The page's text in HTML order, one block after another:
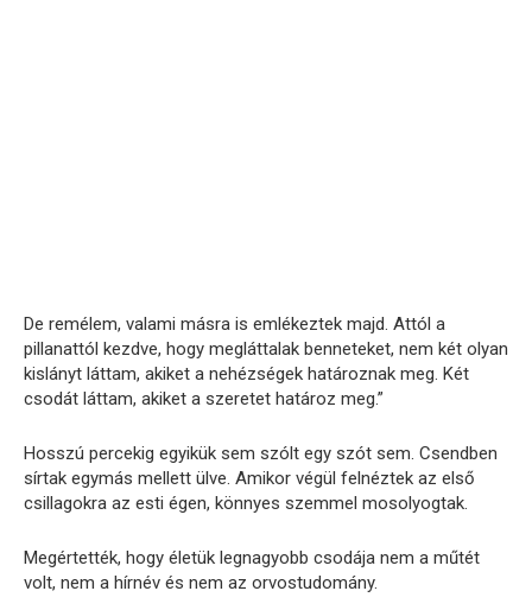
De remélem, valami másra is emlékeztek majd. Attól a
pillanattól kezdve, hogy megláttalak benneteket, nem két olyan
kislányt láttam, akiket a nehézségek határoznak meg. Két
csodát láttam, akiket a szeretet határoz meg.”
Hosszú percekig egyikük sem szólt egy szót sem. Csendben
sírtak egymás mellett ülve. Amikor végül felnéztek az első
csillagokra az esti égen, könnyes szemmel mosolyogtak.
Megértették, hogy életük legnagyobb csodája nem a műtét
volt, nem a hírnév és nem az orvostudomány.